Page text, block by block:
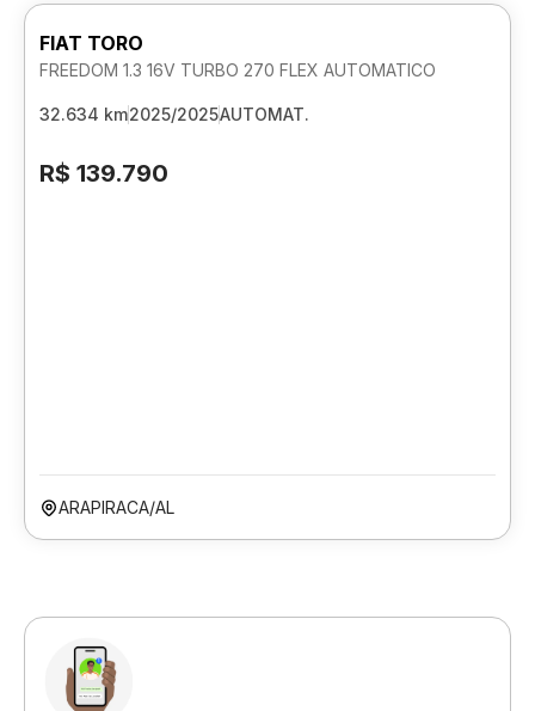
FIAT TORO
FREEDOM 1.3 16V TURBO 270 FLEX AUTOMATICO
32.634 km2025/2025AUTOMAT.
R$ 139.790
ARAPIRACA/AL